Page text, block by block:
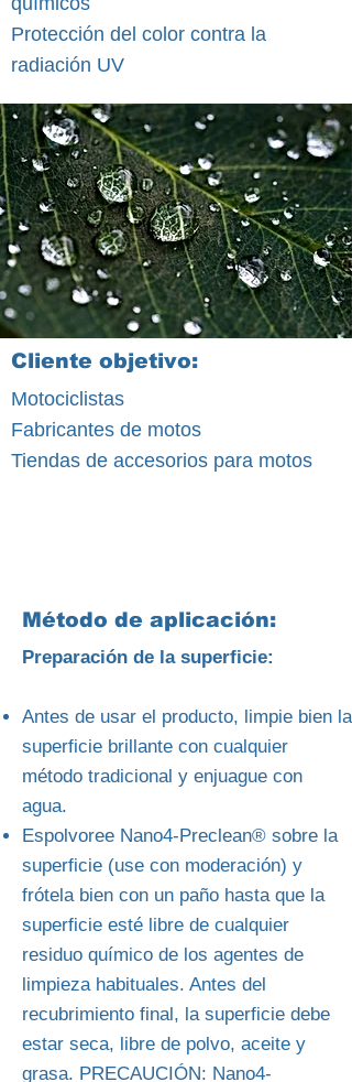
Protección del color contra la
radiación UV
Cliente objetivo:
Motociclistas
Fabricantes de motos
Tiendas de accesorios para motos
Método de aplicación:
Preparación de la superficie:
Antes de usar el producto, limpie bien la
superficie brillante con cualquier
método tradicional y enjuague con
agua.
Espolvoree Nano4-Preclean® sobre la
superficie (use con moderación) y
frótela bien con un paño hasta que la
superficie esté libre de cualquier
residuo químico de los agentes de
limpieza habituales. Antes del
recubrimiento final, la superficie debe
estar seca, libre de polvo, aceite y
grasa. PRECAUCIÓN: Nano4-